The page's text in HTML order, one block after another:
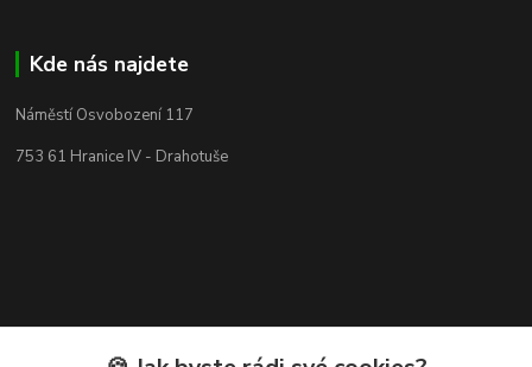
Kde nás najdete
Náměstí Osvobození 117
753 61 Hranice IV - Drahotuše